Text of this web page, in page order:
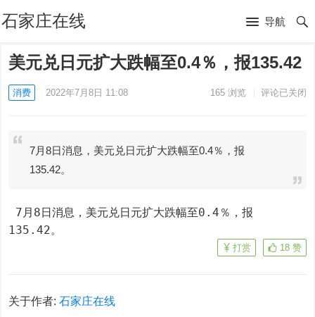
石家庄在线 导航
美元兑日元扩大跌幅至0.4％，报135.42
消费 2022年7月8日 11:08 165浏览 评论已关闭
7月8日消息，美元兑日元扩大跌幅至0.4％，报
135.42。
135.42。
18 赞
打赏
关于作者:石家庄在线